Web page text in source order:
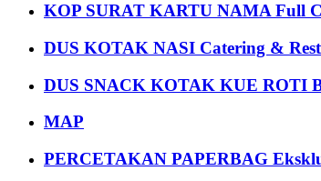
KOP SURAT KARTU NAMA Full
DUS KOTAK NASI Catering &
DUS SNACK KOTAK KUE ROTI
MAP
PERCETAKAN PAPERBAG